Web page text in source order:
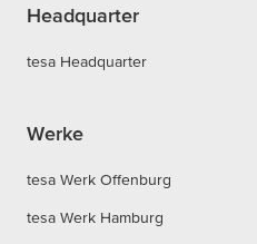
Headquarter
tesa Headquarter
Werke
tesa Werk Offenburg
tesa Werk Hamburg